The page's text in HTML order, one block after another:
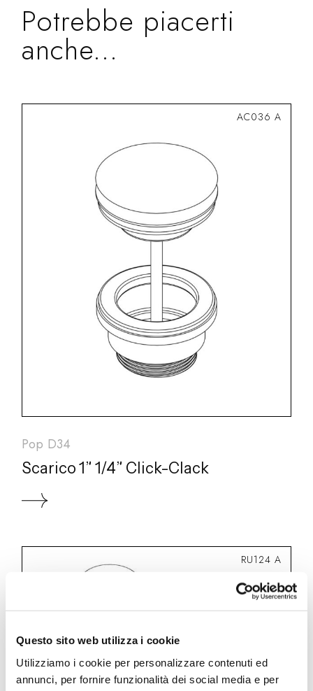
Questo sito web utilizza i cookie
Utilizziamo i cookie per personalizzare contenuti ed
annunci, per fornire funzionalità dei social media e per
Potrebbe piacerti
anche...
AC036 A
Pop D34
Scarico 1” 1/4” Click-Clack
RU124 A